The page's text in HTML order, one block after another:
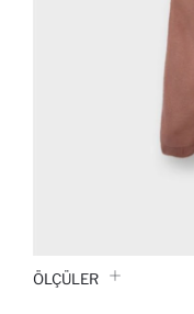
ÖLÇÜLER